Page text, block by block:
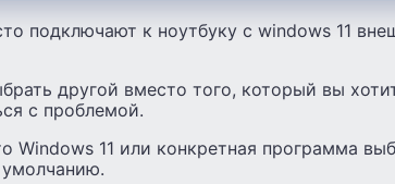
подключают к ноутбуку с windows 11
другой вместо того, который вы
с проблемой.
Windows 11 или конкретная программа
умолчанию.